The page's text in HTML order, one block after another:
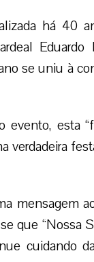
há 40
Eduardo
se uniu à
evento, esta
verdadeira
mensagem
que “Nossa
cuidando